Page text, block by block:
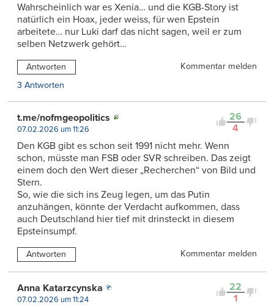
Wahrscheinlich war es Xenia… und die KGB-Story ist
natürlich ein Hoax, jeder weiss, für wen Epstein
arbeitete… nur Luki darf das nicht sagen, weil er zum
selben Netzwerk gehört…
Antworten
Kommentar melden
3 Antworten
26
4
t.me/nofmgeopolitics
07.02.2026 um 11:26
Den KGB gibt es schon seit 1991 nicht mehr. Wenn
schon, müsste man FSB oder SVR schreiben. Das zeigt
einem doch den Wert dieser „Recherchen“ von Bild und
Stern.
So, wie die sich ins Zeug legen, um das Putin
anzuhängen, könnte der Verdacht aufkommen, dass
auch Deutschland hier tief mit drinsteckt in diesem
Epsteinsumpf.
Antworten Kommentar melden
22
1
Anna Katarzcynska
07.02.2026 um 11:24